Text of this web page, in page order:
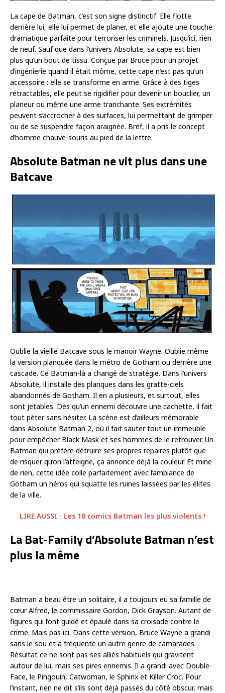
La cape de Batman, c’est son signe distinctif. Elle flotte
derrière lui, elle lui permet de planer, et elle ajoute une touche
dramatique parfaite pour terroriser les criminels. Jusqu’ici, rien
de neuf. Sauf que dans l’univers Absolute, sa cape est bien
plus qu’un bout de tissu. Conçue par Bruce pour un projet
d’ingénierie quand il était môme, cette cape n’est pas qu’un
accessoire : elle se transforme en arme. Grâce à des tiges
rétractables, elle peut se rigidifier pour devenir un bouclier, un
planeur ou même une arme tranchante. Ses extrémités
peuvent s’accrocher à des surfaces, lui permettant de grimper
ou de se suspendre façon araignée. Bref, il a pris le concept
d’homme chauve-souris au pied de la lettre.
Absolute Batman ne vit plus dans une
Batcave
Oublie la vieille Batcave sous le manoir Wayne. Oublie même
la version planquée dans le métro de Gotham ou derrière une
cascade. Ce Batman-là a changé de stratégie. Dans l’univers
Absolute, il installe des planques dans les gratte-ciels
abandonnés de Gotham. Il en a plusieurs, et surtout, elles
sont jetables. Dès qu’un ennemi découvre une cachette, il fait
tout péter sans hésiter. La scène est d’ailleurs mémorable
dans Absolute Batman 2, où il fait sauter tout un immeuble
pour empêcher Black Mask et ses hommes de le retrouver. Un
Batman qui préfère détruire ses propres repaires plutôt que
de risquer qu’on l’atteigne, ça annonce déjà la couleur. Et mine
de rien, cette idée colle parfaitement avec l’ambiance de
Gotham un héros qui squatte les ruines laissées par les élites
de la ville.
LIRE AUSSI : Les 10 comics Batman les plus violents !
La Bat-Family d’Absolute Batman n’est
plus la même
Batman a beau être un solitaire, il a toujours eu sa famille de
cœur Alfred, le commissaire Gordon, Dick Grayson. Autant de
figures qui l’ont guidé et épaulé dans sa croisade contre le
crime. Mais pas ici. Dans cette version, Bruce Wayne a grandi
sans le sou et a fréquenté un autre genre de camarades.
Résultat ce ne sont pas ses alliés habituels qui gravitent
autour de lui, mais ses pires ennemis. Il a grandi avec Double-
Face, le Pingouin, Catwoman, le Sphinx et Killer Croc. Pour
l’instant, rien ne dit s’ils sont déjà passés du côté obscur, mais